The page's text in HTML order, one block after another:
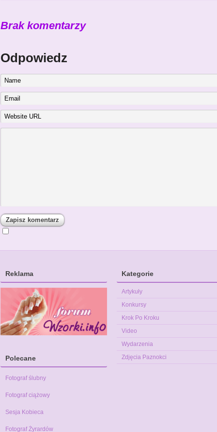
Brak komentarzy
Odpowiedz
Reklama
Polecane
Fotograf ślubny
Fotograf ciążowy
Sesja Kobieca
Fotograf Żyrardów
Kategorie
Artykuły
Konkursy
Krok Po Kroku
Video
Wydarzenia
Zdjęcia Paznokci